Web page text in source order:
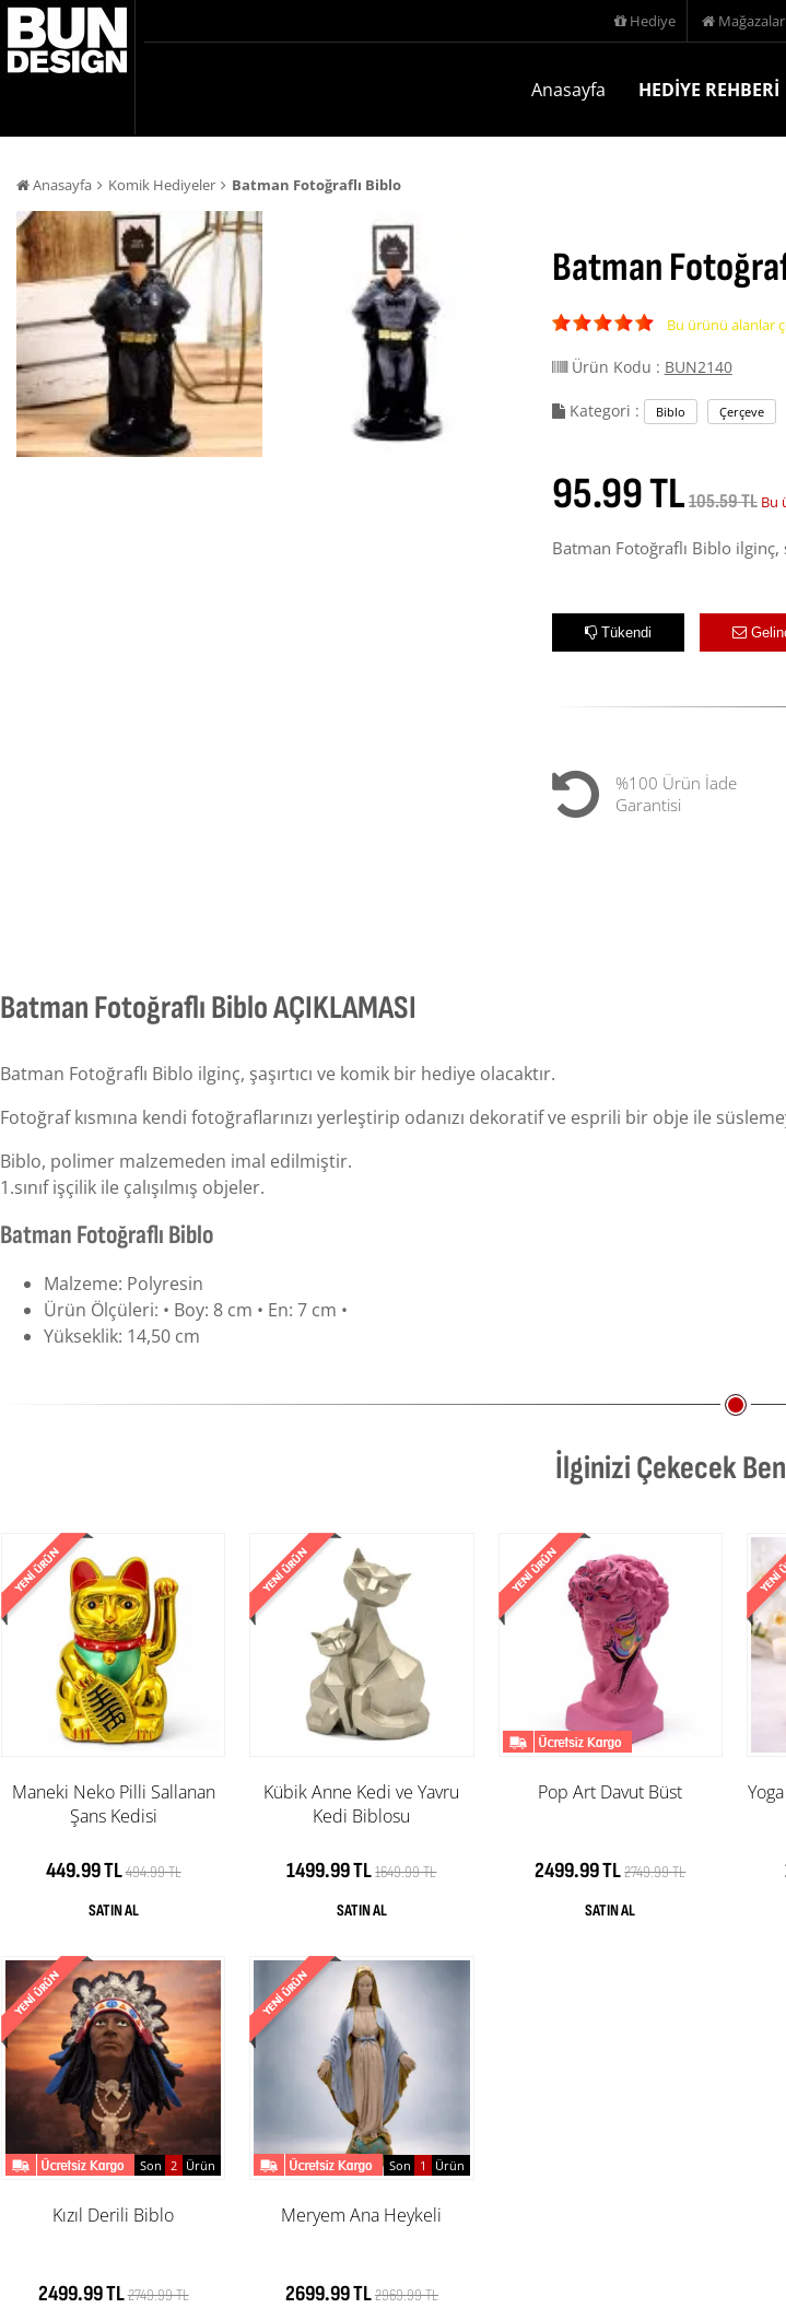
Hediye
Anasayfa HEDİYE REHBERİ
Anasayfa Komik Hediyeler Batman Fotoğraflı Biblo
Batman
Bu ürünü alanlar
Ürün Kodu : BUN2140
Kategori : Biblo Çerçeve
95.99 TL105.59 TL Bu
Batman Fotoğraflı Biblo
Tükendi
%100 Ürün İade
Garantisi
Batman Fotoğraflı Biblo AÇIKLAMASI
Batman Fotoğraflı Biblo ilginç, şaşırtıcı ve komik bir hediye olacaktır.
Fotoğraf kısmına kendi fotoğraflarınızı yerleştirip odanızı dekoratif ve esprili bir obje ile
Biblo, polimer malzemeden imal edilmiştir.
1.sınıf işçilik ile çalışılmış objeler.
Batman Fotoğraflı Biblo
Malzeme: Polyresin
Ürün Ölçüleri: • Boy: 8 cm • En: 7 cm •
Yükseklik: 14,50 cm
İlginizi Çekecek
Maneki Neko Pilli Sallanan
Şans Kedisi
449.99 TL494.99 TL
Kübik Anne Kedi ve Yavru
Kedi Biblosu
1499.99 TL1649.99 TL
Pop Art Davut Büst
2499.99 TL2749.99 TL
Son 2 Ürün
Kızıl Derili Biblo
2499.99 TL2749.99 TL
Son 1 Ürün
Meryem Ana Heykeli
2699.99 TL2969.99 TL